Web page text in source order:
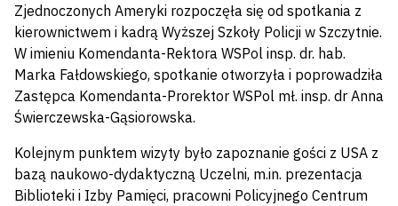
Zjednoczonych Ameryki rozpoczęła się od spotkania z
kierownictwem i kadrą Wyższej Szkoły Policji w Szczytnie.
W imieniu Komendanta-Rektora WSPol insp. dr. hab.
Marka Fałdowskiego, spotkanie otworzyła i poprowadziła
Zastępca Komendanta-Prorektor WSPol mł. insp. dr Anna
Świerczewska-Gąsiorowska.
Kolejnym punktem wizyty było zapoznanie gości z USA z
bazą naukowo-dydaktyczną Uczelni, m.in. prezentacja
Biblioteki i Izby Pamięci, pracowni Policyjnego Centrum